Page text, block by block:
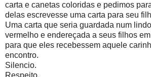
carta e canetas coloridas e pedimos
delas escrevesse uma carta para seu
Uma carta que seria guardada num
vermelho e endereçada a seus filhos
para que eles recebessem aquele
encontro.
Silencio.
Respeito.